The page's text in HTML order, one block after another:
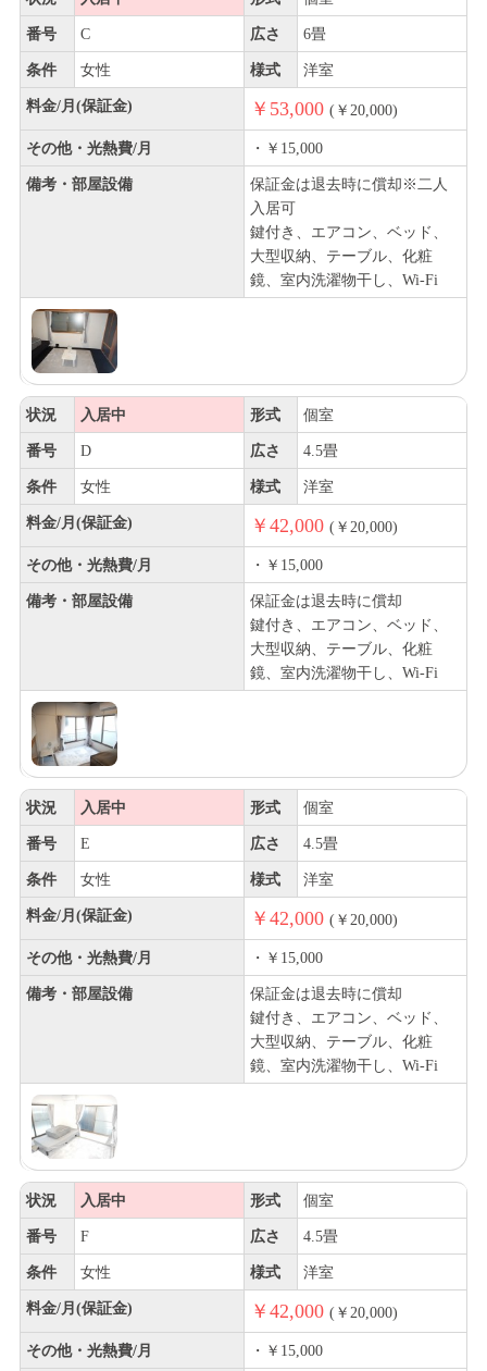
番号 C 広さ 6畳
条件 女性 様式 洋室
料金/月(保証金) ￥53,000 (￥20,000)
その他・光熱費/月 ・￥15,000
備考・部屋設備
保証金は退去時に償却※二人
入居可
鍵付き、エアコン、ベッド、
大型収納、テーブル、化粧
鏡、室内洗濯物干し、Wi-Fi
状況 入居中 形式 個室
番号 D 広さ 4.5畳
条件 女性 様式 洋室
料金/月(保証金) ￥42,000 (￥20,000)
その他・光熱費/月 ・￥15,000
備考・部屋設備
保証金は退去時に償却
鍵付き、エアコン、ベッド、
大型収納、テーブル、化粧
鏡、室内洗濯物干し、Wi-Fi
状況 入居中 形式 個室
番号 E 広さ 4.5畳
条件 女性 様式 洋室
料金/月(保証金) ￥42,000 (￥20,000)
その他・光熱費/月 ・￥15,000
備考・部屋設備
保証金は退去時に償却
鍵付き、エアコン、ベッド、
大型収納、テーブル、化粧
鏡、室内洗濯物干し、Wi-Fi
状況 入居中 形式 個室
番号 F 広さ 4.5畳
条件 女性 様式 洋室
料金/月(保証金) ￥42,000 (￥20,000)
その他・光熱費/月 ・￥15,000